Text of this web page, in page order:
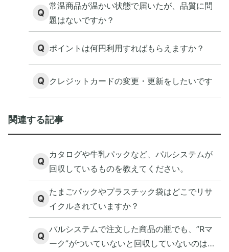
Q
常温商品が温かい状態で届いたが、品質に問
題はないですか？
Q ポイントは何円利用すればもらえますか？
Q クレジットカードの変更・更新をしたいです
関連する記事
Q
カタログや牛乳パックなど、パルシステムが
回収しているものを教えてください。
Q
たまごパックやプラスチック袋はどこでリサ
イクルされていますか？
Q
パルシステムで注文した商品の瓶でも、”Rマ
ーク”がついていないと回収していないのはな